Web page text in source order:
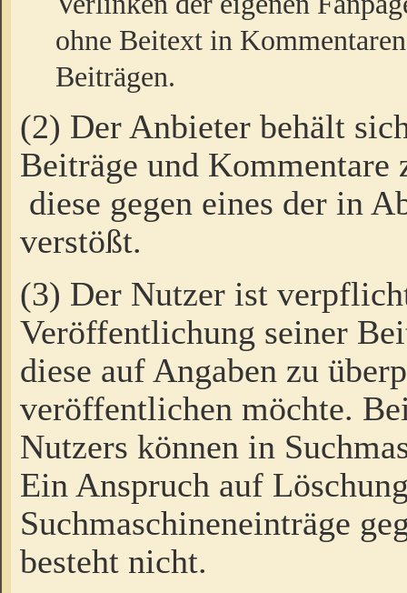
ohne Beitext in
Beiträgen.
(2) Der Anbieter behält
Beiträge und Kommentare
diese gegen eines der in
verstößt.
(3) Der Nutzer ist
Veröffentlichung seiner
diese auf Angaben zu
veröffentlichen möchte.
Nutzers können in
Ein Anspruch auf
Suchmaschineneinträge
besteht nicht.